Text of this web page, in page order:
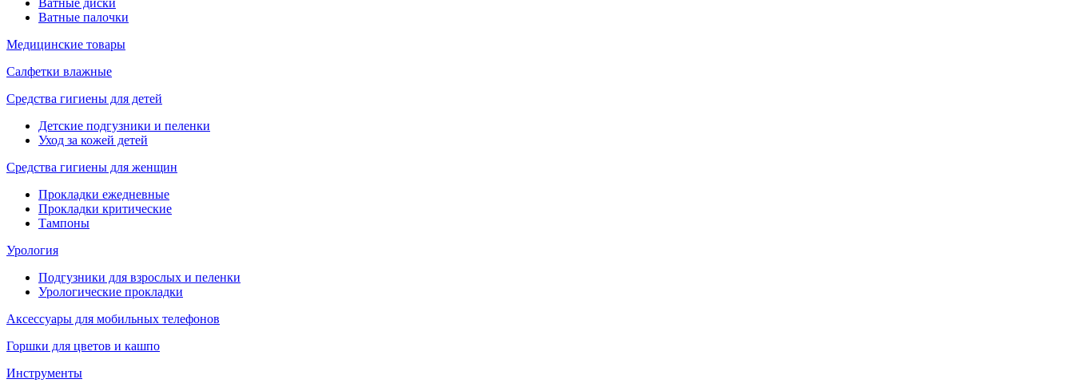
Ватные диски
Ватные палочки
Медицинские товары
Салфетки влажные
Средства гигиены для детей
Детские подгузники и пеленки
Уход за кожей детей
Средства гигиены для женщин
Прокладки ежедневные
Прокладки критические
Тампоны
Урология
Подгузники для взрослых и пеленки
Урологические прокладки
Аксессуары для мобильных телефонов
Горшки для цветов и кашпо
Инструменты